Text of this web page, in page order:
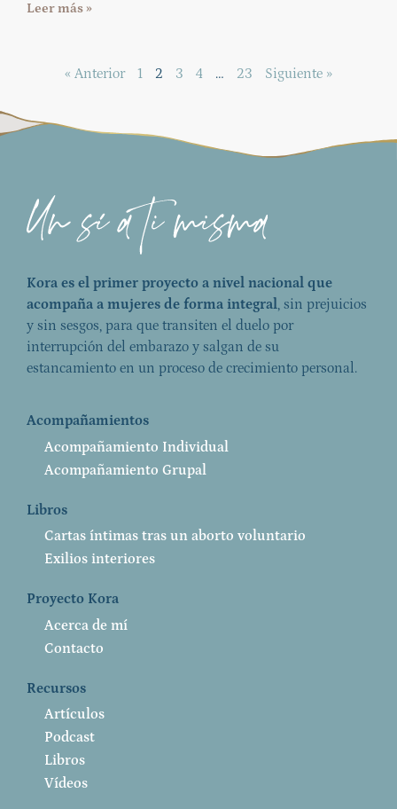
Leer más »
« Anterior 1 2 3 4 … 23 Siguiente »
Kora es el primer proyecto a nivel nacional que
acompaña a mujeres de forma integral, sin prejuicios
y sin sesgos, para que transiten el duelo por
interrupción del embarazo y salgan de su
estancamiento en un proceso de crecimiento personal.
Acompañamientos
Acompañamiento Individual
Acompañamiento Grupal
Libros
Cartas íntimas tras un aborto voluntario
Exilios interiores
Proyecto Kora
Acerca de mí
Contacto
Recursos
Artículos
Podcast
Libros
Vídeos